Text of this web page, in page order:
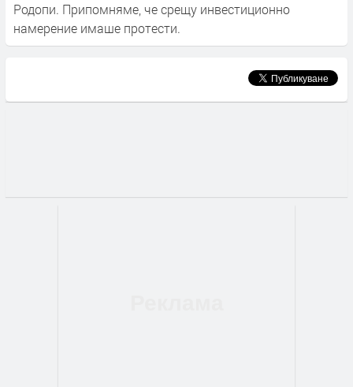
Родопи. Припомняме, че срещу инвестиционно
намерение имаше протести.